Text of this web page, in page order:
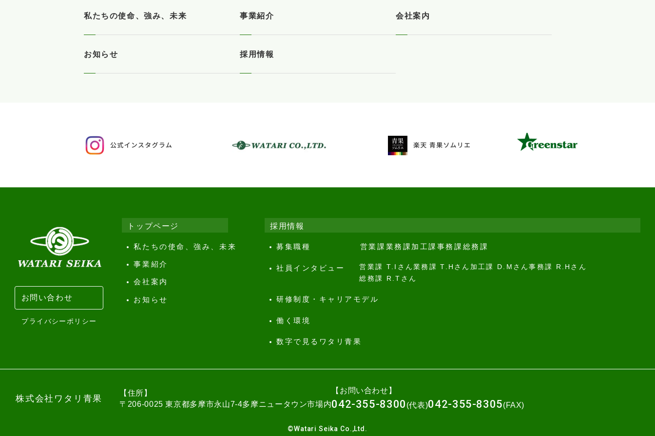
私たちの使命、強み、未来 事業紹介 会社案内
お知らせ 採用情報
トップページ
私たちの使命、強み、未来
事業紹介
会社案内
お知らせ
採用情報
募集職種 営業課 業務課 加工課 事務課 総務課
社員インタビュー 営業課 T.Iさん業務課 T.Hさん 加工課 D.Mさん事務課 R.Hさん
総務課 R.Tさん
研修制度・キャリアモデル
働く環境
数字で見るワタリ青果
お問い合わせ
プライバシーポリシー
株式会社ワタリ青果
【住所】
〒206-0025 東京都多摩市永山7-4多摩ニュータウン市場内
【お問い合わせ】
042-355-8300 (代表)042-355-8305(FAX)
©Watari Seika Co.,Ltd.